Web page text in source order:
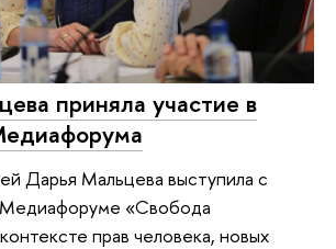
приняла участие в
Дарья Мальцева выступила с
Медиафоруме «Свобода
прав человека, новых